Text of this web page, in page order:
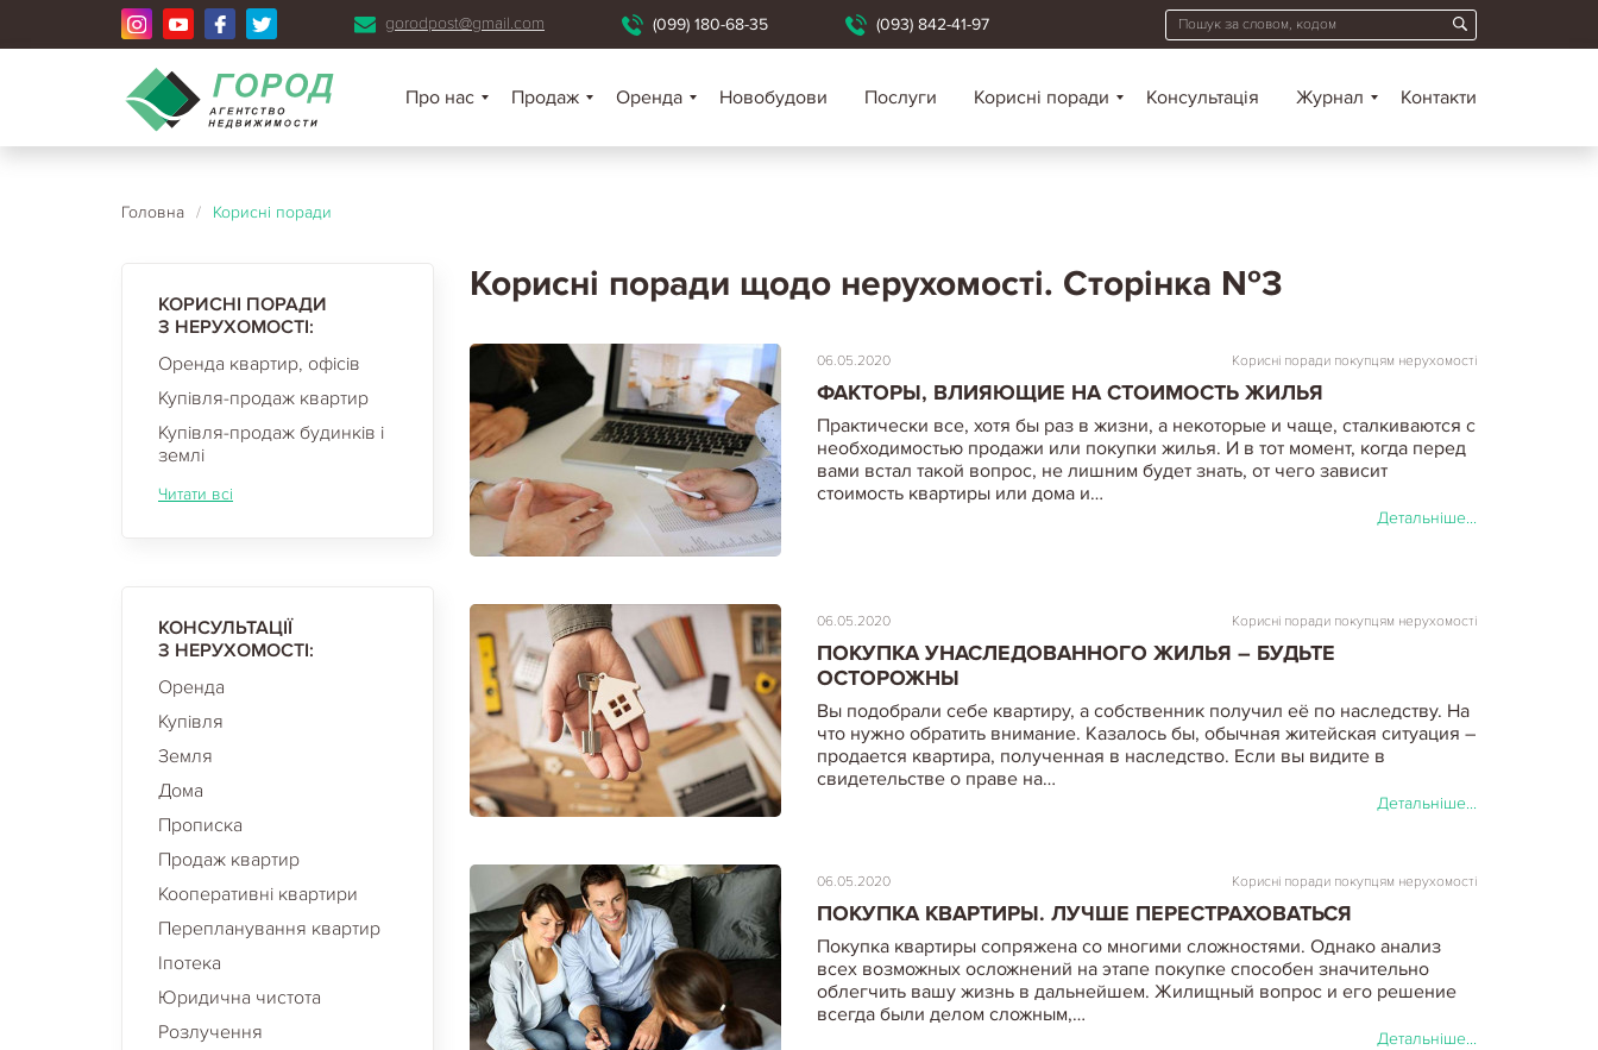
gorodpost@gmail.com (099) 180-68-35 (093) 842-41-97
Про нас Продаж Оренда Новобудови Послуги Корисні поради Консультація Журнал Контакти
Головна / Корисні поради
КОРИСНІ ПОРАДИ
З НЕРУХОМОСТІ:
Оренда квартир, офісів
Купівля-продаж квартир
Купівля-продаж будинків і
землі
Читати всі
КОНСУЛЬТАЦІЇ
З НЕРУХОМОСТІ:
Оренда
Купівля
Земля
Дома
Прописка
Продаж квартир
Кооперативні квартири
Перепланування квартир
Іпотека
Юридична чистота
Розлучення
Корисні поради щодо нерухомості. Сторінка №3
06.05.2020 Корисні поради покупцям нерухомості
ФАКТОРЫ, ВЛИЯЮЩИЕ НА СТОИМОСТЬ ЖИЛЬЯ
Практически все, хотя бы раз в жизни, а некоторые и чаще, сталкиваются с
необходимостью продажи или покупки жилья. И в тот момент, когда перед
вами встал такой вопрос, не лишним будет знать, от чего зависит
стоимость квартиры или дома и…
Детальніше...
06.05.2020 Корисні поради покупцям нерухомості
ПОКУПКА УНАСЛЕДОВАННОГО ЖИЛЬЯ – БУДЬТЕ
ОСТОРОЖНЫ
Вы подобрали себе квартиру, а собственник получил её по наследству. На
что нужно обратить внимание. Казалось бы, обычная житейская ситуация –
продается квартира, полученная в наследство. Если вы видите в
свидетельстве о праве на…
Детальніше...
06.05.2020 Корисні поради покупцям нерухомості
ПОКУПКА КВАРТИРЫ. ЛУЧШЕ ПЕРЕСТРАХОВАТЬСЯ
Покупка квартиры сопряжена со многими сложностями. Однако анализ
всех возможных осложнений на этапе покупке способен значительно
облегчить вашу жизнь в дальнейшем. Жилищный вопрос и его решение
всегда были делом сложным,…
Детальніше...